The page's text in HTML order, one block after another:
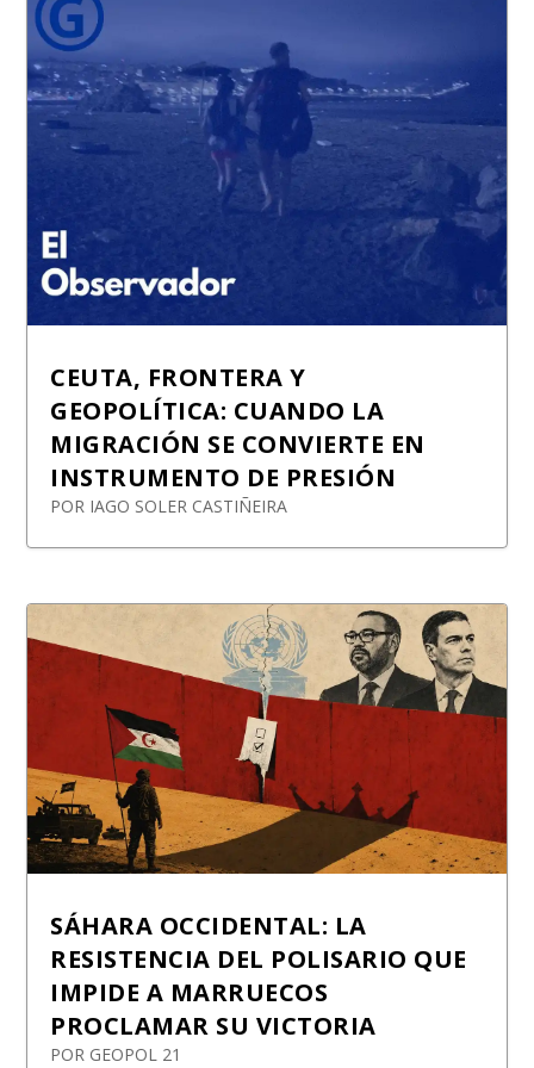
CEUTA, FRONTERA Y
GEOPOLÍTICA: CUANDO LA
MIGRACIÓN SE CONVIERTE EN
INSTRUMENTO DE PRESIÓN
POR IAGO SOLER CASTIÑEIRA
SÁHARA OCCIDENTAL: LA
RESISTENCIA DEL POLISARIO QUE
IMPIDE A MARRUECOS
PROCLAMAR SU VICTORIA
POR GEOPOL 21